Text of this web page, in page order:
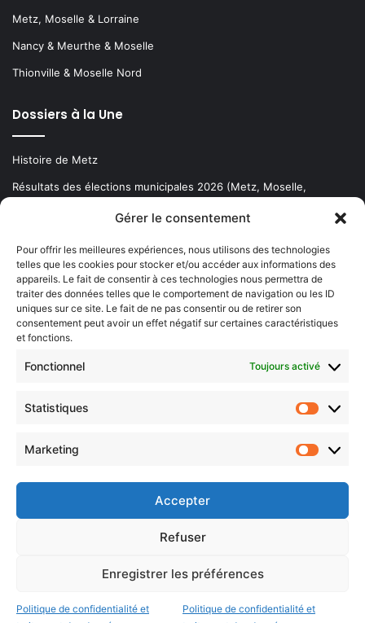
Gérer le consentement
Pour offrir les meilleures expériences, nous utilisons des technologies
telles que les cookies pour stocker et/ou accéder aux informations des
appareils. Le fait de consentir à ces technologies nous permettra de
traiter des données telles que le comportement de navigation ou les ID
uniques sur ce site. Le fait de ne pas consentir ou de retirer son
consentement peut avoir un effet négatif sur certaines caractéristiques
et fonctions.
Fonctionnel Toujours activé
Statistiques
Marketing
Accepter
Refuser
Enregistrer les préférences
Politique de confidentialité et
Politique de confidentialité et
Metz, Moselle & Lorraine
Nancy & Meurthe & Moselle
Thionville & Moselle Nord
Dossiers à la Une
Histoire de Metz
Résultats des élections municipales 2026 (Metz, Moselle,
Newsletter gratuite
Choisissez : matin, soir ou hebdo ?
votre